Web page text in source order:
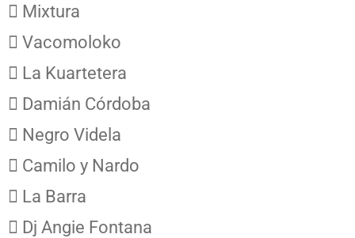
 Mixtura
 Vacomoloko
 La Kuartetera
 Damián Córdoba
 Negro Videla
 Camilo y Nardo
 La Barra
 Dj Angie Fontana